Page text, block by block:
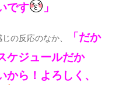
です
」
の反応のなか、
「だか
ケジュールだか
から！よろしく、